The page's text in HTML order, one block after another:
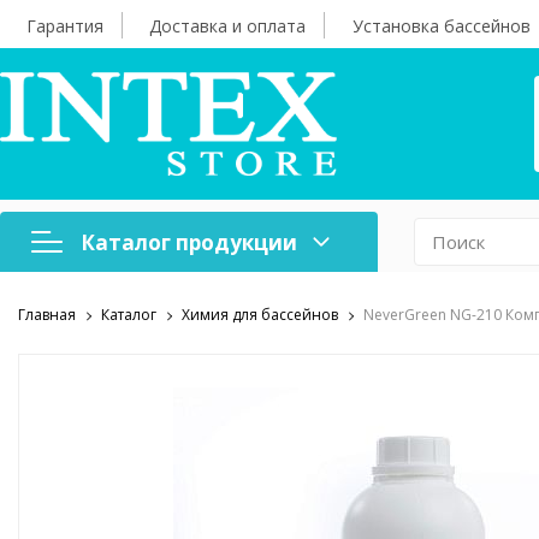
Гарантия Доставка и оплата Установка бассейнов
Каталог продукции
Надувная мебель
Главная Каталог Химия для бассейнов NeverGreen NG-210